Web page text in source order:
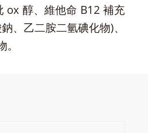
ox 醇、維他命 B12 補充
、乙二胺二氫碘化物)、